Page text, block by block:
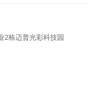
2栋迈普光彩科技园